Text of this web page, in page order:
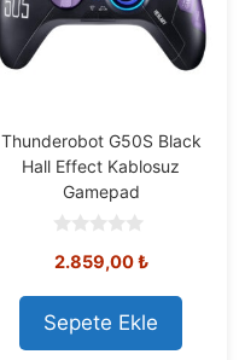
Thunderobot G50S Black
Hall Effect Kablosuz
Gamepad
o
t
o
f
5
2.859,00₺
Sepete Ekle